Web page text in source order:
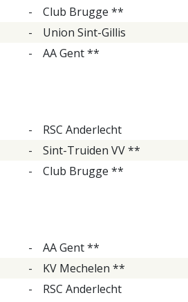
- Club Brugge **
- Union Sint-Gillis
- AA Gent **
- RSC Anderlecht
- Sint-Truiden VV **
- Club Brugge **
- AA Gent **
- KV Mechelen **
- RSC Anderlecht